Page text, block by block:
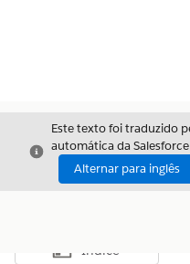
Fechar
Este texto foi traduzido
automática da
Alternar para inglês
Mostrar índice
Índice